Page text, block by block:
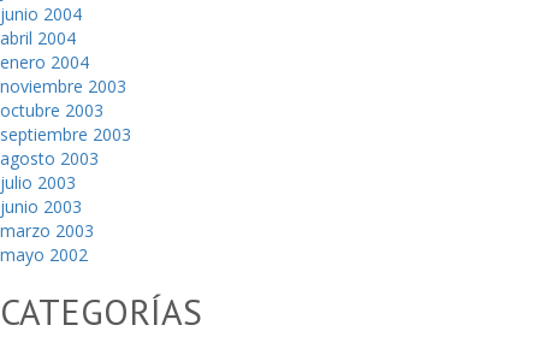
junio 2004
abril 2004
enero 2004
noviembre 2003
octubre 2003
septiembre 2003
agosto 2003
julio 2003
junio 2003
marzo 2003
mayo 2002
CATEGORÍAS